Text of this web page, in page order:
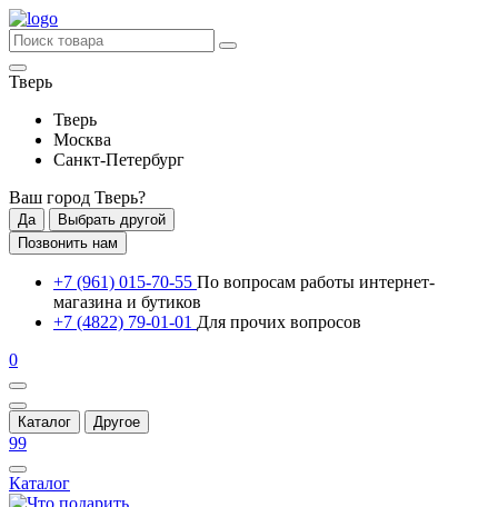
Тверь
Тверь
Москва
Санкт-Петербург
Ваш город Тверь?
Да
Выбрать другой
Позвонить нам
+7 (961) 015-70-55 По вопросам работы интернет-
магазина и бутиков
+7 (4822) 79-01-01 Для прочих вопросов
0
Каталог Другое
99
Каталог